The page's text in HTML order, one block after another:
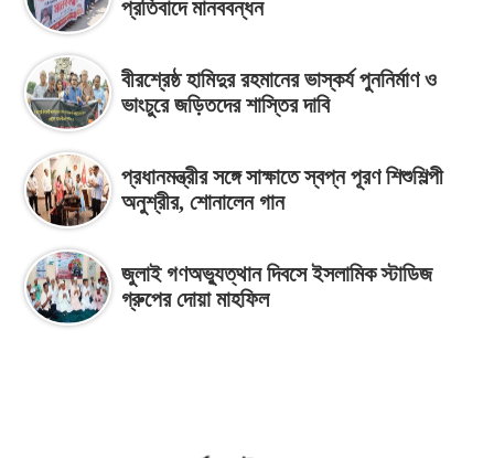
প্রতিবাদে মানববন্ধন
বীরশ্রেষ্ঠ হামিদুর রহমানের ভাস্কর্য পুননির্মাণ ও
ভাংচুরে জড়িতদের শাস্তির দাবি
প্রধানমন্ত্রীর সঙ্গে সাক্ষাতে স্বপ্ন পূরণ শিশুশিল্পী
অনুশ্রীর, শোনালেন গান
জুলাই গণঅভ্যুত্থান দিবসে ইসলামিক স্টাডিজ
গ্রুপের দোয়া মাহফিল